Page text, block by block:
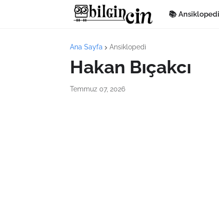
📚
Ana Sayfa Ansiklopedi
Hakan Bıçakcı
Temmuz 07, 2026